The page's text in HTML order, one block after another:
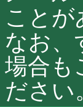
ことが
なお、
場合も
ださい